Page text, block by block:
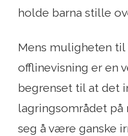
holde barna stille
Mens muligheten
offlinevisning er en
begrenset til at det
lagringsområdet på
seg å være ganske